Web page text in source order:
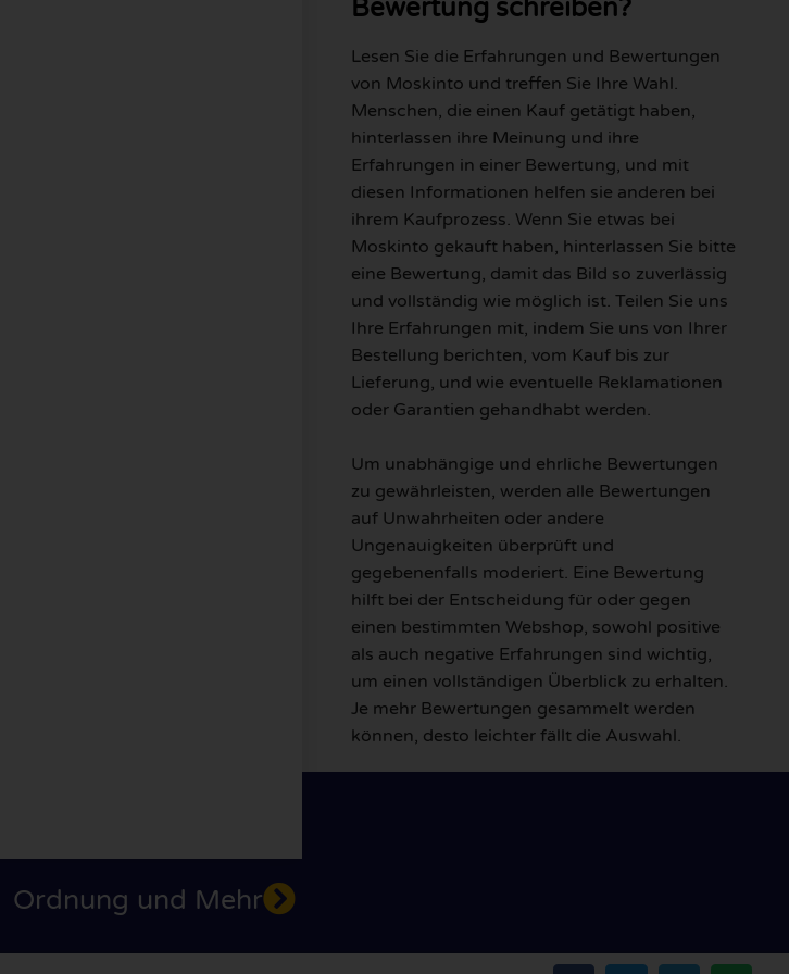
Bewertung schreiben?
Lesen Sie die Erfahrungen und Bewertungen
von Moskinto und treffen Sie Ihre Wahl.
Menschen, die einen Kauf getätigt haben,
hinterlassen ihre Meinung und ihre
Erfahrungen in einer Bewertung, und mit
diesen Informationen helfen sie anderen bei
ihrem Kaufprozess. Wenn Sie etwas bei
Moskinto gekauft haben, hinterlassen Sie bitte
eine Bewertung, damit das Bild so zuverlässig
und vollständig wie möglich ist. Teilen Sie uns
Ihre Erfahrungen mit, indem Sie uns von Ihrer
Bestellung berichten, vom Kauf bis zur
Lieferung, und wie eventuelle Reklamationen
oder Garantien gehandhabt werden.
Um unabhängige und ehrliche Bewertungen
zu gewährleisten, werden alle Bewertungen
auf Unwahrheiten oder andere
Ungenauigkeiten überprüft und
gegebenenfalls moderiert. Eine Bewertung
hilft bei der Entscheidung für oder gegen
einen bestimmten Webshop, sowohl positive
als auch negative Erfahrungen sind wichtig,
um einen vollständigen Überblick zu erhalten.
Je mehr Bewertungen gesammelt werden
können, desto leichter fällt die Auswahl.
Ordnung und Mehr